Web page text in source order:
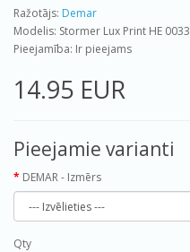
Ražotājs: Demar
Modelis: Stormer Lux Print HE 0033
Pieejamība: Ir pieejams
14.95 EUR
Pieejamie varianti
DEMAR - Izmērs
Qty